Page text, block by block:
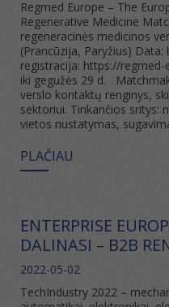
Regmed Europe – The
Regenerative Medicine
regeneracinės medicinos
(Prancūzija, Paryžius)
registracija: https://
iki gegužės 29 d.
verslo kontaktų renginys,
sektoriui. Tinkančios sritys:
vietos nustatymas,
PLAČIAU
ENTERPRISE
DALINASI – B2B
2022-05-02
TechIndustry 2022 –